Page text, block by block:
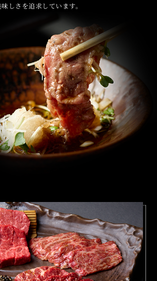
しさを追求しています。